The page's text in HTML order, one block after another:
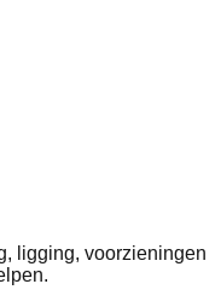
ligging, voorzieningen